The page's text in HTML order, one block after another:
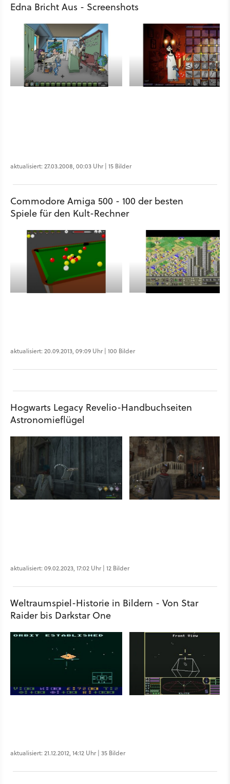
Edna Bricht Aus - Screenshots
aktualisiert: 27.03.2008, 00:03 Uhr | 15 Bilder
Commodore Amiga 500 - 100 der besten
Spiele für den Kult-Rechner
aktualisiert: 20.09.2013, 09:09 Uhr | 100 Bilder
Hogwarts Legacy Revelio-Handbuchseiten
Astronomieflügel
aktualisiert: 09.02.2023, 17:02 Uhr | 12 Bilder
Weltraumspiel-Historie in Bildern - Von Star
Raider bis Darkstar One
aktualisiert: 21.12.2012, 14:12 Uhr | 35 Bilder